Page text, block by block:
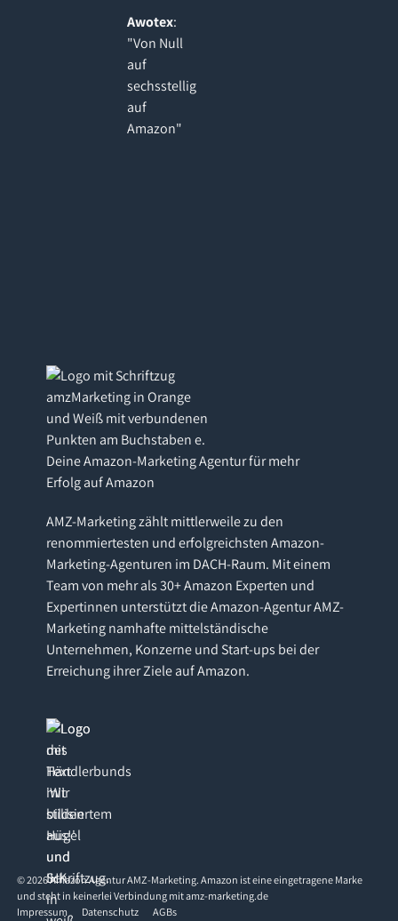
Awotex:
"Von Null
auf
sechsstellig
auf
Amazon"
Deine Amazon-Marketing Agentur für mehr
Erfolg auf Amazon
AMZ-Marketing zählt mittlerweile zu den
renommiertesten und erfolgreichsten Amazon-
Marketing-Agenturen im DACH-Raum. Mit einem
Team von mehr als 30+ Amazon Experten und
Expertinnen unterstützt die Amazon-Agentur AMZ-
Marketing namhafte mittelständische
Unternehmen, Konzerne und Start-ups bei der
Erreichung ihrer Ziele auf Amazon.
©2026Amazon Agentur AMZ-Marketing. Amazon ist eine eingetragene Marke
und steht in keinerlei Verbindung mit amz-marketing.de
Impressum
Datenschutz AGBs